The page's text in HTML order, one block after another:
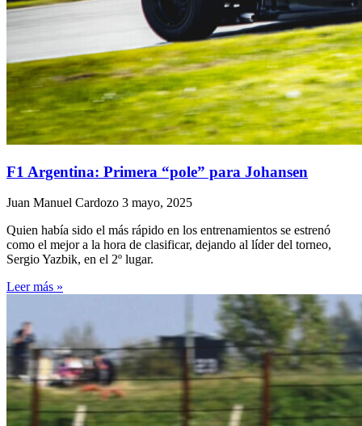
F1 Argentina: Primera “pole” para Johansen
Juan Manuel Cardozo 3 mayo, 2025
Quien había sido el más rápido en los entrenamientos se estrenó
como el mejor a la hora de clasificar, dejando al líder del torneo,
Sergio Yazbik, en el 2º lugar.
Leer más »